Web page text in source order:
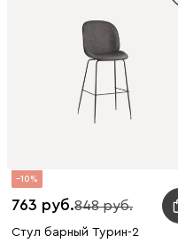
10
763 848
Стул барный Турин-2